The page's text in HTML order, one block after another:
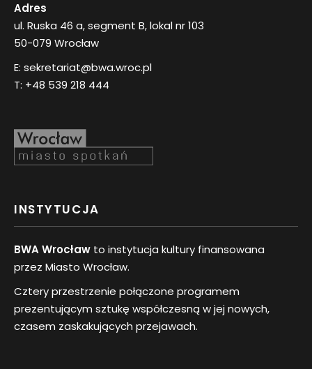
Adres
ul. Ruska 46 a, segment B, lokal nr 103
50-079 Wrocław
E: sekretariat@bwa.wroc.pl
T: +48 539 218 444
INSTYTUCJA
BWA Wrocław to instytucja kultury finansowana
przez Miasto Wrocław.
Cztery przestrzenie połączone programem
prezentującym sztukę współczesną w jej nowych,
czasem zaskakujących przejawach.